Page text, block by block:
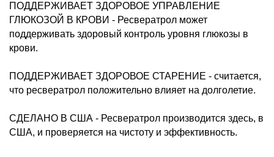
ПОДДЕРЖИВАЕТ ЗДОРОВОЕ УПРАВЛЕНИЕ
ГЛЮКОЗОЙ В КРОВИ - Ресвератрол может
поддерживать здоровый контроль уровня глюкозы в
крови.
ПОДДЕРЖИВАЕТ ЗДОРОВОЕ СТАРЕНИЕ - считается,
что ресвератрол положительно влияет на долголетие.
СДЕЛАНО В США - Ресвератрол производится здесь, в
США, и проверяется на чистоту и эффективность.